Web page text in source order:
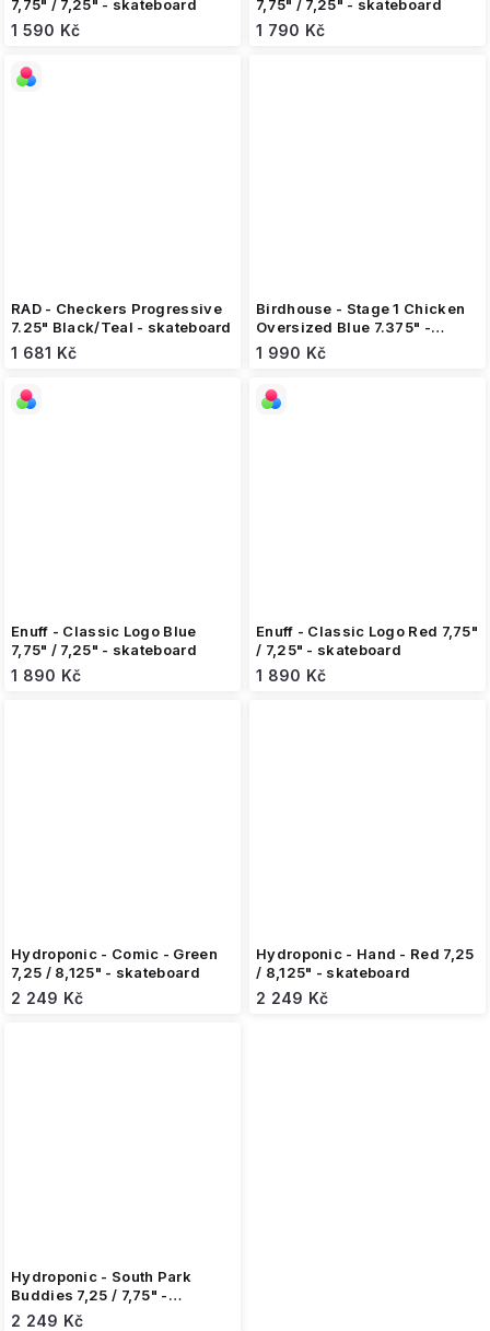
7,75" / 7,25" - skateboard
1 590 Kč
7,75" / 7,25" - skateboard
1 790 Kč
RAD - Checkers Progressive
7.25" Black/Teal - skateboard
1 681 Kč
Birdhouse - Stage 1 Chicken
Oversized Blue 7.375" -
skateboard
1 990 Kč
Enuff - Classic Logo Blue
7,75" / 7,25" - skateboard
1 890 Kč
Enuff - Classic Logo Red 7,75"
/ 7,25" - skateboard
1 890 Kč
Hydroponic - Comic - Green
7,25 / 8,125" - skateboard
2 249 Kč
Hydroponic - Hand - Red 7,25
/ 8,125" - skateboard
2 249 Kč
Hydroponic - South Park
Buddies 7,25 / 7,75" -
skateboard
2 249 Kč